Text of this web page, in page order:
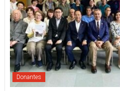
Donantes